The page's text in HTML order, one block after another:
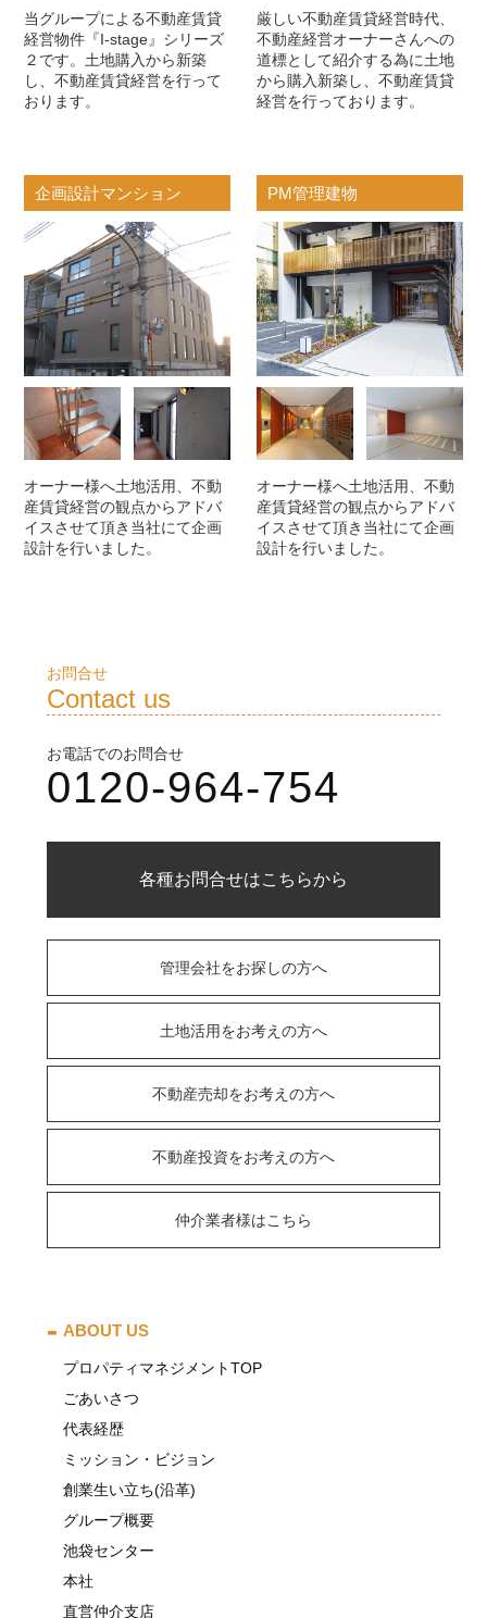
当グループによる不動産賃貸
経営物件『I-stage』シリーズ
２です。土地購入から新築
し、不動産賃貸経営を行って
おります。
厳しい不動産賃貸経営時代、
不動産経営オーナーさんへの
道標として紹介する為に土地
から購入新築し、不動産賃貸
経営を行っております。
企画設計マンション
オーナー様へ土地活用、不動
産賃貸経営の観点からアドバ
イスさせて頂き当社にて企画
設計を行いました。
PM管理建物
オーナー様へ土地活用、不動
産賃貸経営の観点からアドバ
イスさせて頂き当社にて企画
設計を行いました。
お問合せ
Contact us
お電話でのお問合せ
0120-964-754
各種お問合せはこちらから
管理会社をお探しの方へ
土地活用をお考えの方へ
不動産売却をお考えの方へ
不動産投資をお考えの方へ
仲介業者様はこちら
ABOUT US
プロパティマネジメントTOP
ごあいさつ
代表経歴
ミッション・ビジョン
創業生い立ち(沿革)
グループ概要
池袋センター
本社
直営仲介支店